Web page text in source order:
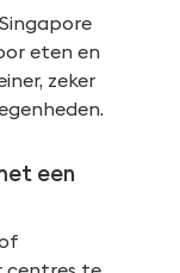
eten en
zeker
een